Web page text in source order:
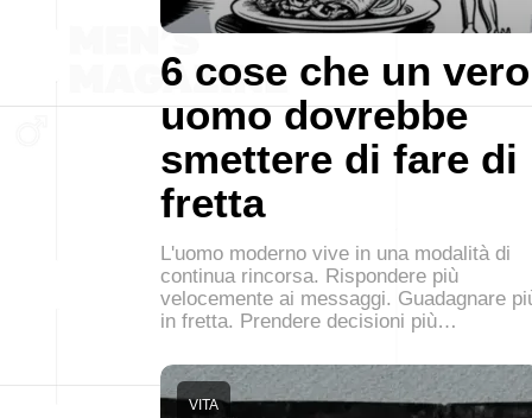
6 cose che un vero
uomo dovrebbe
smettere di fare di
fretta
L'uomo moderno vive in una modalità di
continua rincorsa. Rispondere più
velocemente ai messaggi. Guadagnare
in fretta. Prendere decisioni più…
VITA